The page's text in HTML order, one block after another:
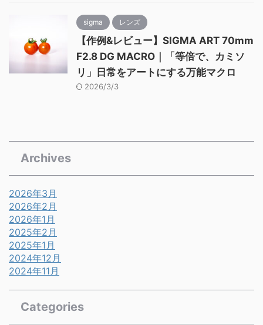
sigma レンズ
【作例&レビュー】SIGMA ART 70mm
F2.8 DG MACRO｜「等倍で、カミソ
リ」日常をアートにする万能マクロ
2026/3/3
Archives
2026年3月
2026年2月
2026年1月
2025年2月
2025年1月
2024年12月
2024年11月
Categories